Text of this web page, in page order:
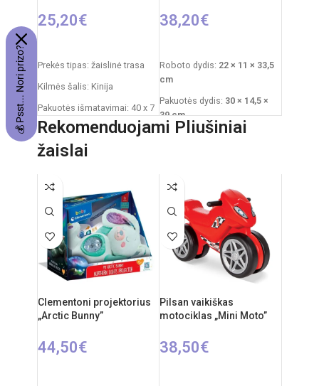
25,20€
Prekės tipas: žaislinė trasa
Kilmės šalis: Kinija
Pakuotės išmatavimai: 40 x 7
x 34 cm
Dalių skaičius: 19
Rekomenduojamas amžius:
nuo 5 metų
Elementai: 2 x AA
(nepridedamos)
38,20€
Roboto dydis: 22 × 11 × 33,5
cm
Pakuotės dydis: 30 × 14,5 ×
39 cm
Pakuotės svoris: 1,5 kg
pultas, ~10 šovinių
Rekomenduojamas amžius:
nuo 3 metų
Rekomenduojami Pliušiniai
žaislai
Clementoni projektorius
„Arctic Bunny”
44,50€
Pilsan vaikiškas
motociklas „Mini Moto”
38,50€
💰 Psst... Nori prizo?